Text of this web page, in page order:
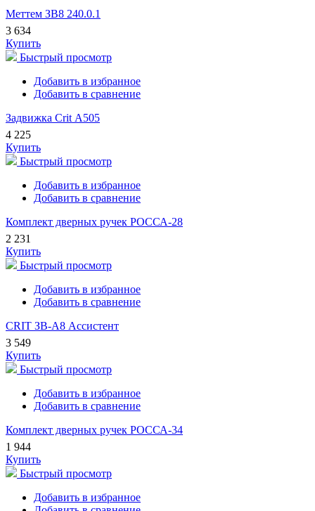
Меттем ЗВ8 240.0.1
3 634
Купить
Быстрый просмотр
Добавить в избранное
Добавить в сравнение
Задвижка Crit А505
4 225
Купить
Быстрый просмотр
Добавить в избранное
Добавить в сравнение
Комплект дверных ручек РОССА-28
2 231
Купить
Быстрый просмотр
Добавить в избранное
Добавить в сравнение
CRIT ЗВ-А8 Ассистент
3 549
Купить
Быстрый просмотр
Добавить в избранное
Добавить в сравнение
Комплект дверных ручек РОССА-34
1 944
Купить
Быстрый просмотр
Добавить в избранное